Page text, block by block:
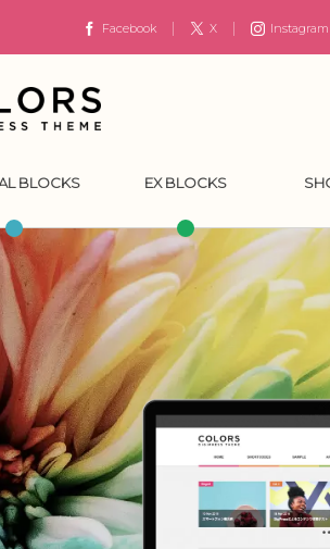
Facebook X Instagram
BLOCKS EX BLOCKS